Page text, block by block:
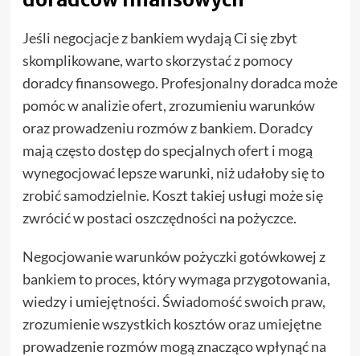
Jeśli negocjacje z bankiem wydają Ci się zbyt
skomplikowane, warto skorzystać z pomocy
doradcy finansowego. Profesjonalny doradca może
pomóc w analizie ofert, zrozumieniu warunków
oraz prowadzeniu rozmów z bankiem. Doradcy
mają często dostęp do specjalnych ofert i mogą
wynegocjować lepsze warunki, niż udałoby się to
zrobić samodzielnie. Koszt takiej usługi może się
zwrócić w postaci oszczędności na pożyczce.
Negocjowanie warunków pożyczki gotówkowej z
bankiem to proces, który wymaga przygotowania,
wiedzy i umiejętności. Świadomość swoich praw,
zrozumienie wszystkich kosztów oraz umiejętne
prowadzenie rozmów mogą znacząco wpłynąć na